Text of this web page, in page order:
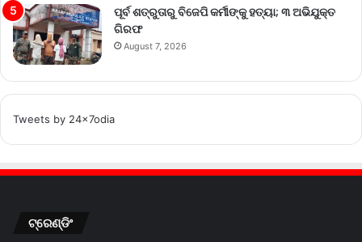
ପୂର୍ବ ଶତ୍ରୁତାରୁ ବିଜେପି କର୍ମୀଙ୍କୁ ହତ୍ୟା; ୩ ଅଭିଯୁକ୍ତ
ଗିରଫ
August 7, 2026
Tweets by 24x7odia
ଟ୍ରେଣ୍ଡିଂ